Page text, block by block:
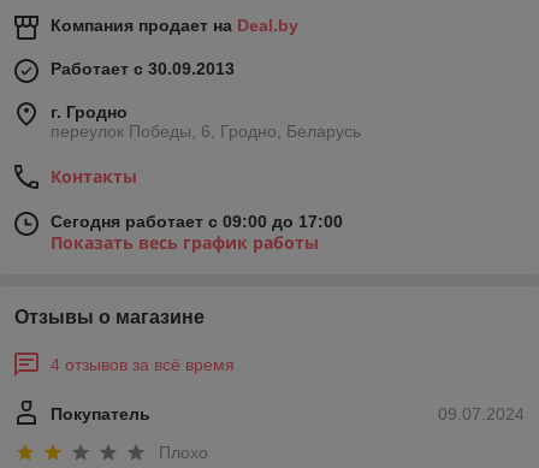
Компания продает на Deal.by
Работает с 30.09.2013
г. Гродно
переулок Победы, 6, Гродно, Беларусь
Контакты
Сегодня работает с 09:00 до 17:00
Показать весь график работы
Отзывы о магазине
4 отзывов за всё время
09.07.2024
Покупатель
Плохо